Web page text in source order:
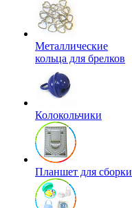
Металлические
кольца для брелков
Колокольчики
Планшет для сборки